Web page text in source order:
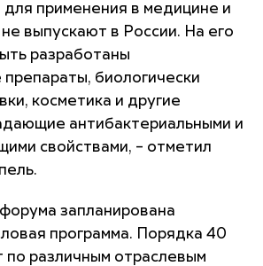
для применения в медицине и
выпускают в России. На его
разработаны
биологически
косметика и другие
антибактериальными и
свойствами, – отметил
запланирована
программа. Порядка 40
по различным отраслевым